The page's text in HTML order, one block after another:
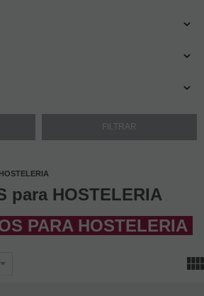
para HOSTELERIA
PARA HOSTELERIA